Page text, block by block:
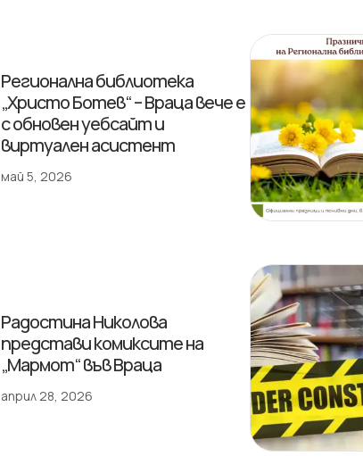
Регионална библиотека
„Христо Ботев“ – Враца вече е
с обновен уебсайт и
виртуален асистент
май 5, 2026
Радостина Николова
представи комиксите на
„Мармот“ във Враца
април 28, 2026